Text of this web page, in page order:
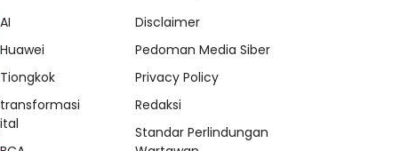
AI
Huawei
Tiongkok
transformasi
Disclaimer
Pedoman Media Siber
Privacy Policy
Redaksi
Standar Perlindungan